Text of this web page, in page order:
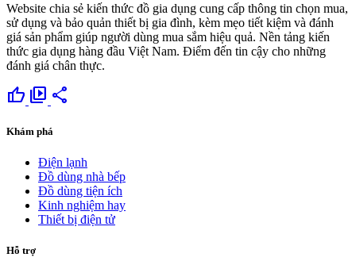
Website chia sẻ kiến thức đồ gia dụng cung cấp thông tin chọn mua,
sử dụng và bảo quản thiết bị gia đình, kèm mẹo tiết kiệm và đánh
giá sản phẩm giúp người dùng mua sắm hiệu quả. Nền tảng kiến
thức gia dụng hàng đầu Việt Nam. Điểm đến tin cậy cho những
đánh giá chân thực.
thumb_up video_library share
Khám phá
Điện lạnh
Đồ dùng nhà bếp
Đồ dùng tiện ích
Kinh nghiệm hay
Thiết bị điện tử
Hỗ trợ